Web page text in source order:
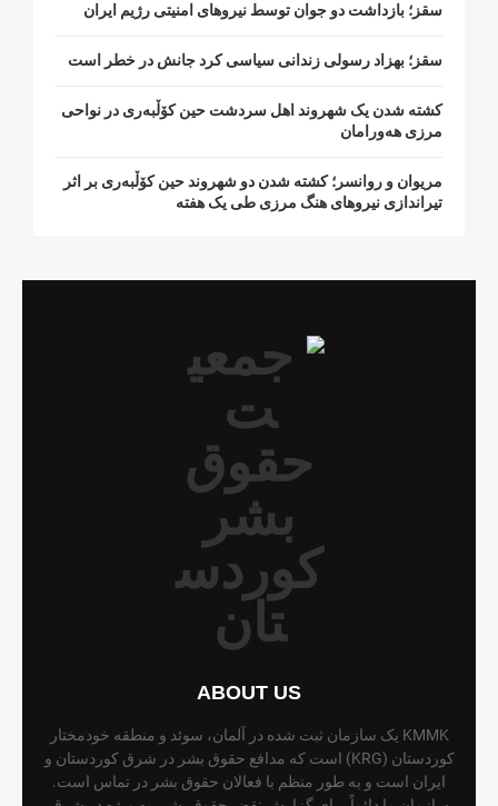
سقز؛ بازداشت دو جوان توسط نیروهای امنیتی رژیم ایران
سقز؛ بهزاد رسولی زندانی سیاسی کرد جانش در خطر است
کشتە شدن یک شهروند اهل سردشت حین کۆڵبەری در نواحی
مرزی هەورامان
مریوان و روانسر؛ کشته شدن دو شهروند حین کۆڵبەری بر اثر
تیراندازی نیروهای هنگ مرزی طی یک هفته
ABOUT US
KMMK یک سازمان ثبت شده در آلمان، سوئد و منطقه خودمختار
کوردستان (KRG) است که مدافع حقوق بشر در شرق کوردستان و
ایران است و به طور منظم با فعالان حقوق بشر در تماس است.